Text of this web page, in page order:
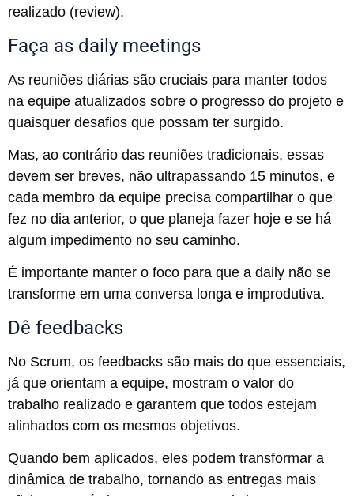
realizado (review).
Faça as daily meetings
As reuniões diárias são cruciais para manter todos
na equipe atualizados sobre o progresso do projeto e
quaisquer desafios que possam ter surgido.
Mas, ao contrário das reuniões tradicionais, essas
devem ser breves, não ultrapassando 15 minutos, e
cada membro da equipe precisa compartilhar o que
fez no dia anterior, o que planeja fazer hoje e se há
algum impedimento no seu caminho.
É importante manter o foco para que a daily não se
transforme em uma conversa longa e improdutiva.
Dê feedbacks
No Scrum, os feedbacks são mais do que essenciais,
já que orientam a equipe, mostram o valor do
trabalho realizado e garantem que todos estejam
alinhados com os mesmos objetivos.
Quando bem aplicados, eles podem transformar a
dinâmica de trabalho, tornando as entregas mais